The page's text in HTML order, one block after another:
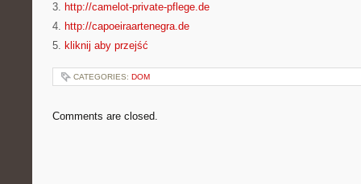
3. http://camelot-private-pflege.de
4. http://capoeiraartenegra.de
5. kliknij aby przejść
CATEGORIES: DOM
Comments are closed.